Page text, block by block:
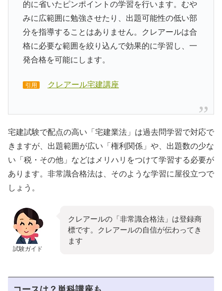
的に省いたピンポイントの学習を行います。むや
みに広範囲に勉強させたり、出題可能性の低い部
分を指導することはありません。クレアールは合
格に必要な範囲を絞り込んで効果的に学習し、一
発合格を可能にします。
引用 クレアール宅建講座
宅建試験で配点の高い「宅建業法」は過去問学習で対応で
きますが、出題範囲が広い「権利関係」や、出題数の少な
い「税・その他」などはメリハリをつけて学習する必要が
あります。非常識合格法は、そのような学習に屋役立つで
しょう。
試験ガイド
クレアールの「非常識合格法」は登録商
標です。クレアールの自信が伝わってき
ます